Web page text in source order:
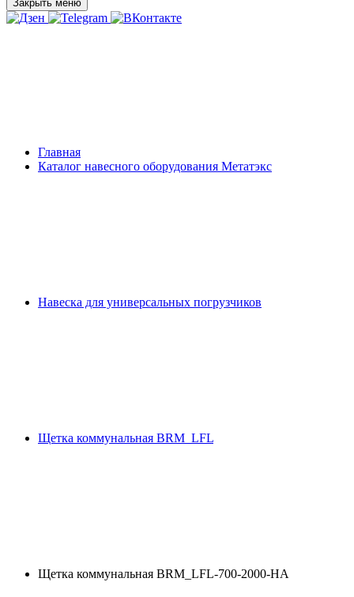
Закрыть меню
Главная
Каталог навесного оборудования Метатэкс
Навеска для универсальных погрузчиков
Щетка коммунальная BRM_LFL
Щетка коммунальная BRM_LFL-700-2000-HA